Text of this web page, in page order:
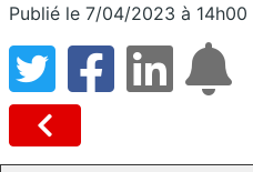
Publié le 7/04/2023 à 14h00